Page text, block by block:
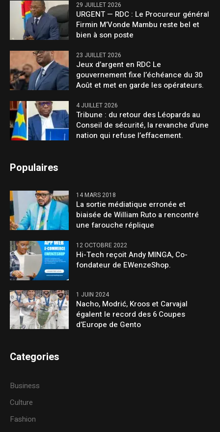
29 JUILLET 2026
URGENT — RDC : Le Procureur général
Firmin M’Vonde Mambu reste bel et
bien à son poste
23 JUILLET 2026
Jeux d’argent en RDC Le
gouvernement fixe l’échéance du 30
Août et met en garde les opérateurs.
4 JUILLET 2026
Tribune : du retour des Léopards au
Conseil de sécurité, la revanche d’une
nation qui refuse l’effacement.
Populaires
14 MARS 2018
La sortie médiatique erronée et
biaisée de William Ruto a rencontré
une farouche réplique
12 OCTOBRE 2022
Hi-Tech reçoit Andy MINGA, Co-
fondateur de EWenzeShop.
1 JUIN 2024
Nacho, Modrić, Kroos et Carvajal
égalent le record des 6 Coupes
d’Europe de Gento
Categories
Business
Culture
Fashion